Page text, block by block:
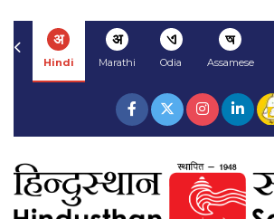
अ
Hindi
अ
Marathi
ଏ
Odia
অ
Assamese